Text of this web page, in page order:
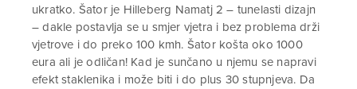
ukratko. Šator je Hilleberg Namatj 2 – tunelasti dizajn
– dakle postavlja se u smjer vjetra i bez problema drži
vjetrove i do preko 100 kmh. Šator košta oko 1000
eura ali je odličan! Kad je sunčano u njemu se napravi
efekt staklenika i može biti i do plus 30 stupnjeva. Da